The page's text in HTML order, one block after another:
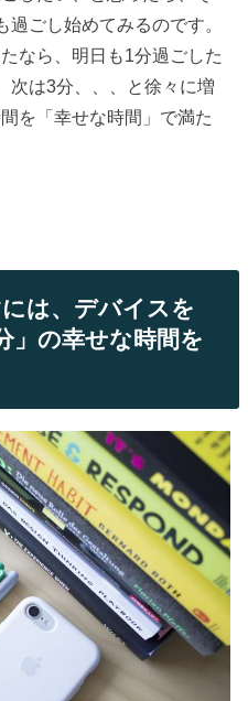
ごし始めてみるのです。
なら、明日も1分過ごした
次は3分、、、と徐々に増
を「幸せな時間」で満た
は、デバイスを
」の幸せな時間を